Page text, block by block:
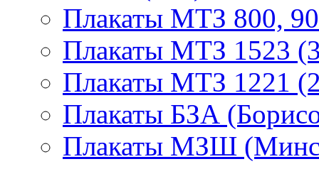
Плакаты МТЗ 800,
Плакаты МТЗ 1523
Плакаты МТЗ 1221
Плакаты БЗА
Плакаты МЗШ